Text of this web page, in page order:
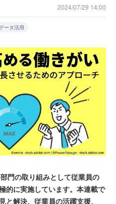
2024/07/29 14:00
ータ活用
門の取り組みとして従業員の
的に実施しています。本連載で
解決、従業員の活躍支援、